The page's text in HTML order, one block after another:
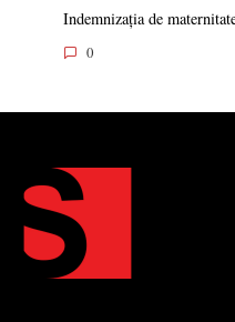
Indemnizația de
0